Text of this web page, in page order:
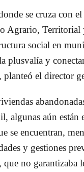
se cruza con
Agrario,
social en
plusvalía y
el director
algunas aún están
se encuentran,
y gestiones
no